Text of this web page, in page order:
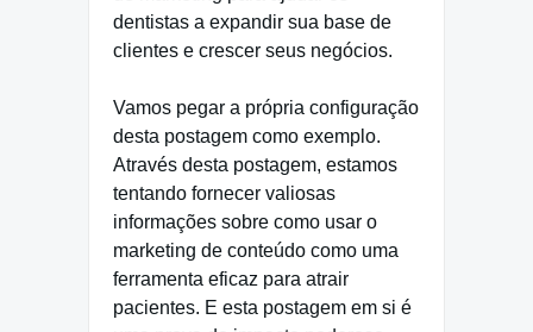
dentistas a expandir sua base de
clientes e crescer seus negócios.
Vamos pegar a própria configuração
desta postagem como exemplo.
Através desta postagem, estamos
tentando fornecer valiosas
informações sobre como usar o
marketing de conteúdo como uma
ferramenta eficaz para atrair
pacientes. E esta postagem em si é